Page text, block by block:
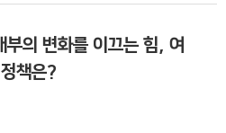
의 변화를 이끄는 힘, 여
책은?